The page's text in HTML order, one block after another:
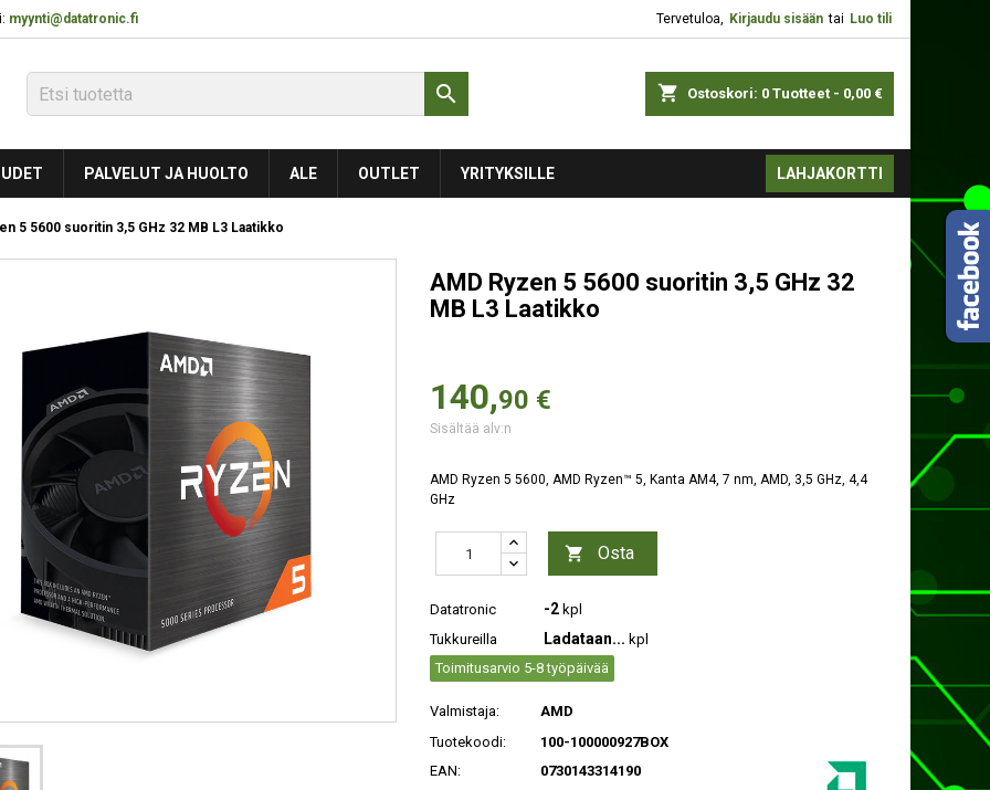
myynti@datatronic.fi Tervetuloa, Kirjaudu sisään tai Luo tili
shopping_cart Ostoskori: 0 Tuotteet - 0,00 €

PALVELUT JA HUOLTO ALE OUTLET YRITYKSILLE LAHJAKORTTI
5 5600 suoritin 3,5 GHz 32 MB L3 Laatikko
AMD Ryzen 5 5600 suoritin 3,5 GHz 32
MB L3 Laatikko
140,90 €
Sisältää alv:n
AMD Ryzen 5 5600, AMD Ryzen™ 5, Kanta AM4, 7 nm, AMD, 3,5 GHz, 4,4
GHz
 Osta
Datatronic -2 kpl
Tukkureilla
Ladataan... kpl
Toimitusarvio 5-8 työpäivää
Valmistaja:
AMD
Tuotekoodi:
100-100000927BOX
EAN:
0730143314190